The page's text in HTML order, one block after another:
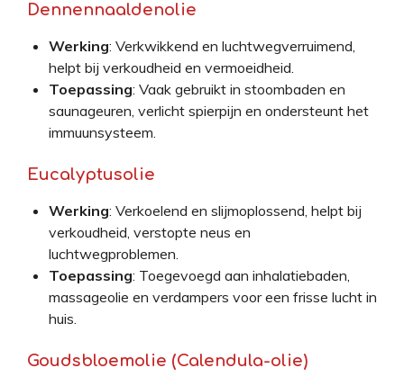
Dennennaaldenolie
Werking: Verkwikkend en luchtwegverruimend,
helpt bij verkoudheid en vermoeidheid.
Toepassing: Vaak gebruikt in stoombaden en
saunageuren, verlicht spierpijn en ondersteunt het
immuunsysteem.
Eucalyptusolie
Werking: Verkoelend en slijmoplossend, helpt bij
verkoudheid, verstopte neus en
luchtwegproblemen.
Toepassing: Toegevoegd aan inhalatiebaden,
massageolie en verdampers voor een frisse lucht in
huis.
Goudsbloemolie (Calendula-olie)